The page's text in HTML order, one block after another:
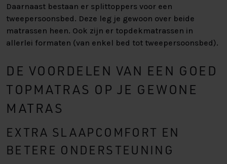
Daarnaast bestaan er splittoppers voor een
tweepersoonsbed. Deze leg je gewoon over beide
matrassen heen. Ook zijn er topdekmatrassen in
allerlei formaten (van enkel bed tot tweepersoonsbed).
DE VOORDELEN VAN EEN GOED
TOPMATRAS OP JE GEWONE
MATRAS
EXTRA SLAAPCOMFORT EN
BETERE ONDERSTEUNING